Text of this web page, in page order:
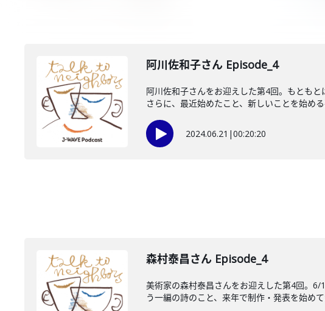
阿川佐和子さん Episode_4
阿川佐和子さんをお迎えした第4回。もとも
さらに、最近始めたこと、新しいことを始め
2024.06.21 |00:20:20
森村泰昌さん Episode_4
美術家の森村泰昌さんをお迎えした第4回。
う一編の詩のこと、来年で制作・発表を始め